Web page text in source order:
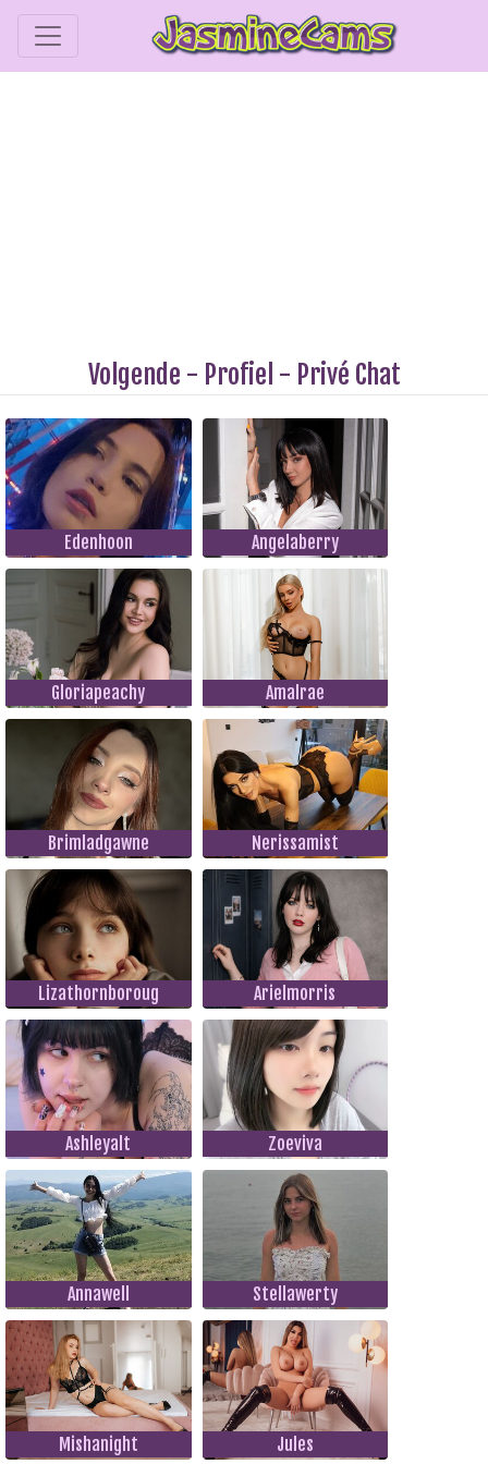
Volgende - Profiel - Privé Chat
Edenhoon Angelaberry
Gloriapeachy Amalrae
Brimladgawne Nerissamist
Lizathornboroug Arielmorris
Ashleyalt Zoeviva
Annawell Stellawerty
Mishanight Jules